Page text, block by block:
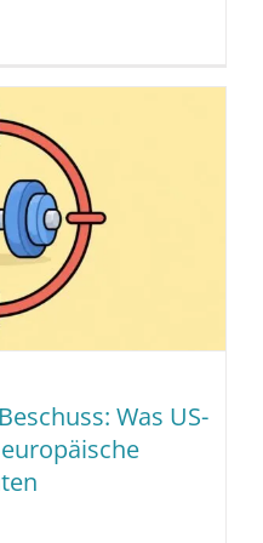
Was US-